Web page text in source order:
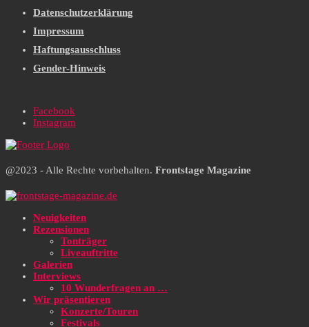
Datenschutzerklärung
Impressum
Haftungsausschluss
Gender-Hinweis
Facebook
Instagram
@2023 - Alle Rechte vorbehalten. Frontstage Magazine
Neuigkeiten
Rezensionen
Tonträger
Liveauftritte
Galerien
Interviews
10 Wunderfragen an …
Wir präsentieren
Konzerte/Touren
Festivals